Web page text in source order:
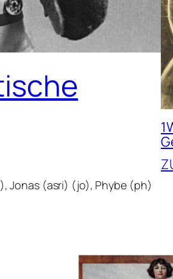
Jonas (asri) (jo), Phybe (ph)